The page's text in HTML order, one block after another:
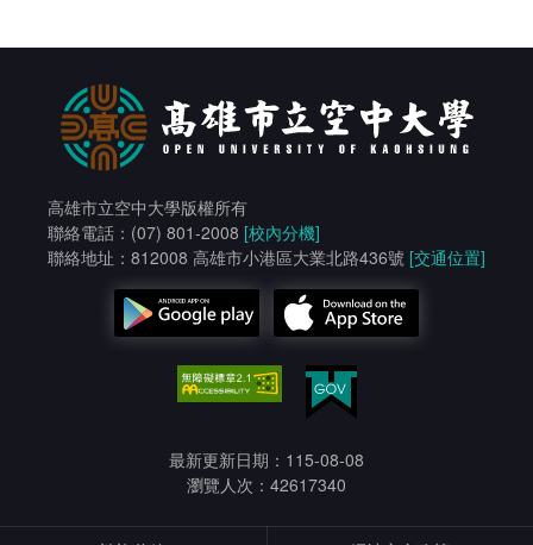
高雄市立空中大學版權所有
聯絡電話：(07) 801-2008 [校內分機]
聯絡地址：812008 高雄市小港區大業北路436號 [交通位置]
最新更新日期：115-08-08
瀏覽人次：42617340